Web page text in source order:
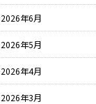
2026年6月
2026年5月
2026年4月
2026年3月